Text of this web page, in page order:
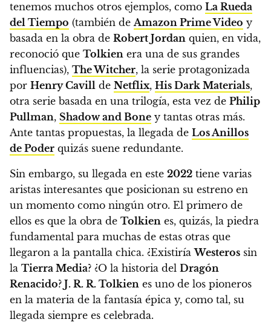
tenemos muchos otros ejemplos, como La Rueda
del Tiempo (también deAmazon Prime Video y
basada en la obra de Robert Jordan quien, en vida,
reconoció que Tolkien era una de sus grandes
influencias), The Witcher, la serie protagonizada
por Henry Cavill de Netflix, His Dark Materials,
otra serie basada en una trilogía, esta vez de Philip
Pullman, Shadow and Bone y tantas otras más.
Ante tantas propuestas, la llegada de Los Anillos
de Poder quizás suene redundante.
Sin embargo, su llegada en este 2022 tiene varias
aristas interesantes que posicionan su estreno en
un momento como ningún otro. El primero de
ellos es que la obra de Tolkien es, quizás, la piedra
fundamental para muchas de estas otras que
llegaron a la pantalla chica. ¿ExistiríaWesteros sin
la Tierra Media? ¿O la historia del Dragón
Renacido? J. R. R. Tolkien es uno de los pioneros
en la materia de la fantasía épica y, como tal, su
llegada siempre es celebrada.